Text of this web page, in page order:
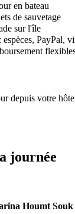
en bateau
de sauvetage
sur l'île
PayPal,
depuis votre
journée
Houmt Souk